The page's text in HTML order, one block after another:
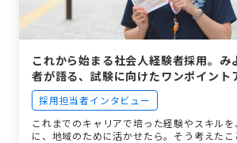
これから始まる社会人経験者採用。み
者が語る、試験に向けたワンポイント
採用担当者インタビュー
これまでのキャリアで培った経験やスキル
に、地域のために活かせたら。そう考えた